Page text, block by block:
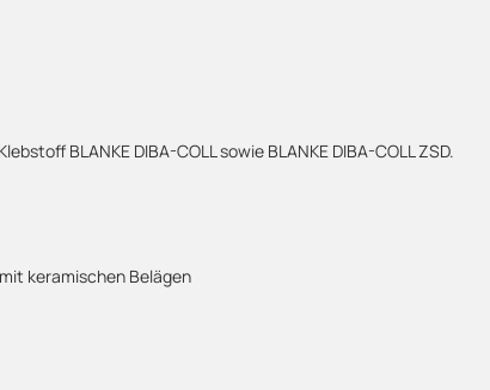
BLANKE DIBA-COLL sowie BLANKE DIBA-COLL ZSD.
keramischen Belägen